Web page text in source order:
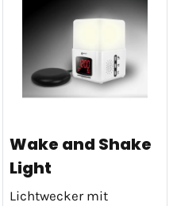
Wake and Shake
Light
Lichtwecker mit